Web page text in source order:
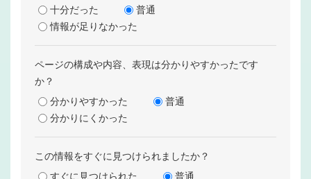
十分だった
普通
情報が足りなかった
ページの構成や内容、表現は分かりやすかったです
か？
分かりやすかった
普通
分かりにくかった
この情報をすぐに見つけられましたか？
すぐに見つけられた
普通